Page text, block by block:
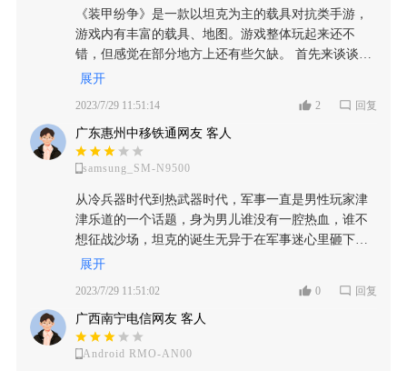
做的这么辣鸡的，就是为了让玩家去端游上游玩？ ②·
游戏中的设定“中规中矩”吧，玩家可以根据自己的喜
好对坦克进行涂鸦与贴花（该说不说这就有点费力不
讨好了，谁家坦克能让乱涂乱画啊，这一下子就没了
论是坦克还是飞机在界面的右侧都会有详情介绍，并
且里面还有大量的坦克与飞机供玩家挑选（温馨提
醒：里面一些较小的“车甲”玩家是不能选择的，这类
其实“车甲”也不在少数），游戏的整体可玩性并不
高，只有7v7模式和多人联机模式还挺有趣，其他模式
就没啥意思了，有句说的好：“与天斗，与地斗，与人
斗其乐无穷”，就比如说我：对这个题材并没有这么热
让我体验了坦克对垒时那种“紧张”与“刺激”的感官，但
玩着玩着就会感到没啥意思了，“翻来覆去”就这些玩
法，虽然游戏评分8.9看着并不低，但游戏的整体“利弊
参半”，在玩家进行游玩时，有可能感到的不是“惊
艳”，而是“失望感”，也不能这么说，应该说：这款游
题 在自定义模式中放置过多坦克会导致游戏卡顿、掉
帧甚至不定期闪退的问题 我这台iQOO Z5谁测的放15
个左右坦克就会有卡顿掉帧的问题 希望后续能优化一
些(ง •□_•□)ง
看起来让玩家非常的难受。游戏中有各种各类的游戏
玩法，可以是陆战的坦克方面的战争，也可以是空中
指挥以及歼灭空中敌人的战斗，而最主要的就是部位
受击和血量制比较吸引我，毕竟在我眼中，这样的军
事题材类型的游戏，绝不是手游那样fps类型的过家家
正的军事题材类型就应该十分的硬核，血量制是传统
的游戏伤害计量方式，但是使用了部位受损情况的计
应该是有各种各样类型以及型号的坦克以及战斗机，
那时候在高中宿舍时两个同学谈论的坦克型号，以及
其优缺点，我就知道了军事题材类型真正的还原，也
指在军事设施上的高度还原，什么轻型坦克，中型、
重型的坦克种类，在进入游戏前给了玩家多种多样的
有趣的玩法介绍，比如空战的指挥战斗机以及个人歼
灭地方战斗机的玩法，值得注意的是虽然游戏中故事
情况下人机的设定上会有些傻，我们打起来会非常简
喜，只不过游戏的环境画质做的不是很好，甚至有些
地方还出现了贴图错误的情况。 回到游戏的玩法上，
UI确实看起来有些乱。游戏玩法虽然挺丰富的模式很
模块模式也只是把血条换成了根据攻击的部件不同而
造成不同的伤害，还有就是游戏缺乏完善的引导，一
下子把所有内容都展示给了玩家，尤其是复杂的模
组，因此可能在前期的时候玩起来会有些蒙。不过好
在游戏的载具都可以直接使用。当然游戏最大的问题
个非常重要的指标，而装甲纷争手感确实是他的弱
势，一是操作有点不跟手真的很致命。二是游戏的打
击感，软绵绵的，甚至击中的冒烟也是突然出现没有
一个过渡感。三是与周边建筑的交互反馈，可以看出
有些做了一些与环境的交互反馈，但是不多甚至也是
来争取玩家，装甲纷争只能说在玩法上有去想着去丰
富避免枯燥感过快的产生，但是个人觉得最需要从战
《装甲纷争》是一款以坦克为主的载具对抗类手游，
游戏内有丰富的载具、地图。游戏整体玩起来还不
错，但感觉在部分地方上还有些欠缺。 首先来谈谈游
戏的玩法。 【玩法丰富】在游戏前会选择载具进行战
的载具。载具的种类还蛮多的，当然坦克的种类是最
多的。不同种类的坦克有不同的生命值，护甲，移动
速度之类的。所以在游戏中要根据载具的类型来选择
攻击的方式，多样的战斗让游戏更有趣。 除了载具，
多种模式也让游戏的玩法更加丰富，比如“指挥官模
式”、“历史模式”、“遭遇战”、“防守战”“7V7”等等。不
同的模式有不同的玩法，多样的模式让玩家在游戏中
法有了更多挖掘的空间，也更符合现实生活中多变的
战斗场面，作为一款基于现实所开发出的游戏，这一
点也让游戏玩起来更有代入感。 多种载具和多样的模
式，让这款游戏有了丰富的玩法，让游戏玩久了也不
会感觉枯燥、无聊。战斗场景丰富的变化也随时随地
展开
2023/7/29 11:51:14 2 回复
广东惠州中移铁通网友 客人
samsung_SM-N9500
从冷兵器时代到热武器时代，军事一直是男性玩家津
津乐道的一个话题，身为男儿谁没有一腔热血，谁不
想征战沙场，坦克的诞生无异于在军事迷心里砸下了
一颗重磅炸弹，虽然它是一个极丑的铁疙瘩，但是在
争”这款游戏在没有开始体验的时候，并没有放在心
上，当时想着一款容量体积这么小的一款游戏能有什
么玩法，能有什么创新，可是当真正体验了这款游戏
以后才发现是我错了，这款游戏可谓是小容量战争游
展开
2023/7/29 11:51:02 0 回复
广西南宁电信网友 客人
Android RMO-AN00